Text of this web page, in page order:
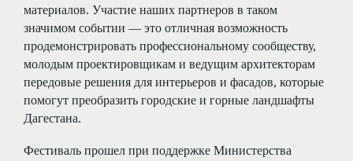
материалов. Участие наших партнеров в таком
значимом событии — это отличная возможность
продемонстрировать профессиональному сообществу,
молодым проектировщикам и ведущим архитекторам
передовые решения для интерьеров и фасадов, которые
помогут преобразить городские и горные ландшафты
Дагестана.
Фестиваль прошел при поддержке Министерства